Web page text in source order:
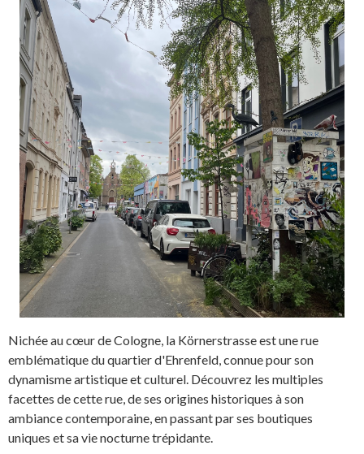
Nichée au cœur de Cologne, la Körnerstrasse est une rue
emblématique du quartier d'Ehrenfeld, connue pour son
dynamisme artistique et culturel. Découvrez les multiples
facettes de cette rue, de ses origines historiques à son
ambiance contemporaine, en passant par ses boutiques
uniques et sa vie nocturne trépidante.